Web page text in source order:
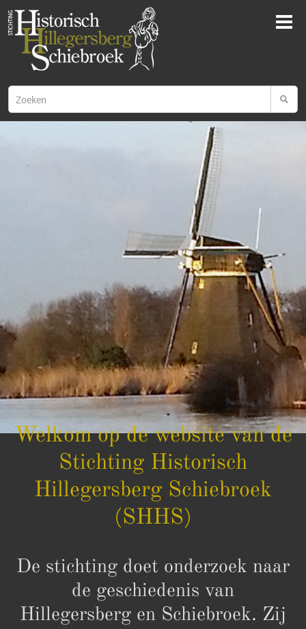
Welkom op de website van de
Stichting Historisch
Hillegersberg Schiebroek
(SHHS)
De stichting doet onderzoek naar
de geschiedenis van
Hillegersberg en Schiebroek. Zij